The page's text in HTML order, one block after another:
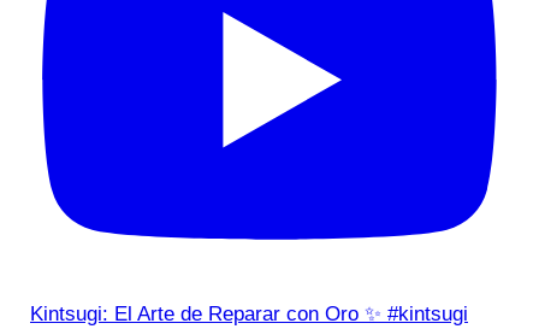
Kintsugi: El Arte de Reparar con Oro ✨ #kintsugi